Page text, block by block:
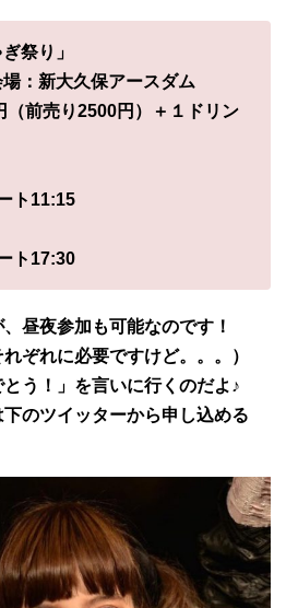
祭り」
場：新大久保アースダム
（前売り2500円）＋１ドリン
ト11:15
ト17:30
昼夜参加も可能なのです！
ぞれに必要ですけど。。。）
う！」を言いに行くのだよ♪
のツイッターから申し込める